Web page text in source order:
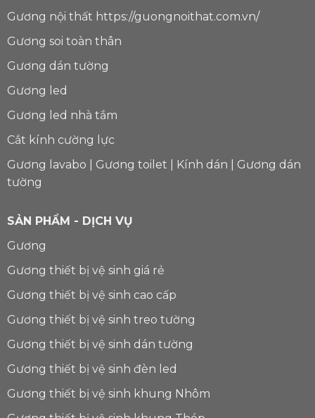
Gương nội thất https://guongnoithat.com.vn/
Gương soi toàn thân
Gương dán tường
Gương led
Gương led nhà tắm
Cắt kính cường lực
Gương lavabo
Gương toilet Kính dán
Gương dán
tường
SẢN PHẨM - DỊCH VỤ
Gương
Gương thiết bị vệ sinh giá rẻ
Gương thiết bị vệ sinh cao cấp
Gương thiết bị vệ sinh treo tường
Gương thiết bị vệ sinh dán tường
Gương thiết bị vệ sinh đèn led
Gương thiết bị vệ sinh khung Nhôm